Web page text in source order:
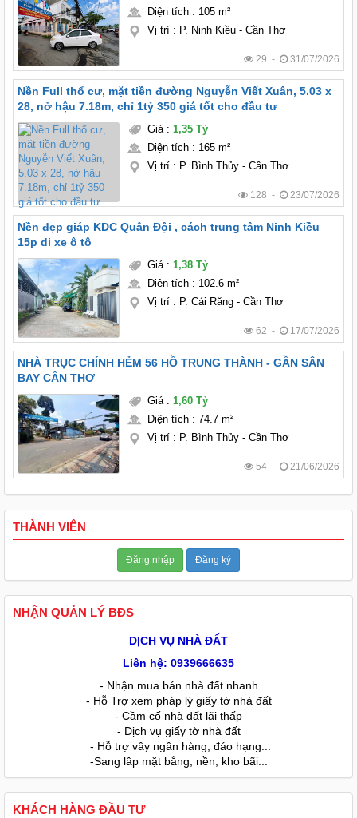
Diện tích: 105 m²
Vị trí: P. Ninh Kiều - Cần Thơ
29 - 31/07/2026
Nền Full thổ cư, mặt tiền đường Nguyễn Viết Xuân, 5.03 x
28, nở hậu 7.18m, chỉ 1tỷ 350 giá tốt cho đầu tư
Giá: 1,35 Tỷ
Diện tích: 165 m²
Vị trí: P. Bình Thủy - Cần Thơ
128 - 23/07/2026
Nền đẹp giáp KDC Quân Đội , cách trung tâm Ninh Kiều
15p di xe ô tô
Giá: 1,38 Tỷ
Diện tích: 102.6 m²
Vị trí: P. Cái Răng - Cần Thơ
62 - 17/07/2026
NHÀ TRỤC CHÍNH HẺM 56 HỒ TRUNG THÀNH - GẦN SÂN
BAY CẦN THƠ
Giá: 1,60 Tỷ
Diện tích: 74.7 m²
Vị trí: P. Bình Thủy - Cần Thơ
54 - 21/06/2026
THÀNH VIÊN
Đăng nhập Đăng ký
NHẬN QUẢN LÝ BĐS
DỊCH VỤ NHÀ ĐẤT
Liên hệ: 0939666635
- Nhận mua bán nhà đất nhanh
- Hỗ Trợ xem pháp lý giấy tờ nhà đất
- Cầm cố nhà đất lãi thấp
- Dịch vụ giấy tờ nhà đất
- Hỗ trợ vây ngân hàng, đáo hạng...
-Sang lâp mặt bằng, nền, kho bãi...
KHÁCH HÀNG ĐẦU TƯ